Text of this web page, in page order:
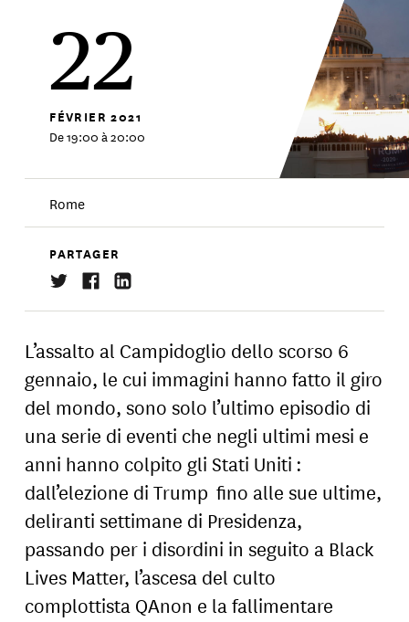
22
FÉVRIER 2021
De 19:00 à 20:00
Rome
PARTAGER
L’assalto al Campidoglio dello scorso 6
gennaio, le cui immagini hanno fatto il giro
del mondo, sono solo l’ultimo episodio di
una serie di eventi che negli ultimi mesi e
anni hanno colpito gli Stati Uniti :
dall’elezione di Trump fino alle sue ultime,
deliranti settimane di Presidenza,
passando per i disordini in seguito a Black
Lives Matter, l’ascesa del culto
complottista QAnon e la fallimentare